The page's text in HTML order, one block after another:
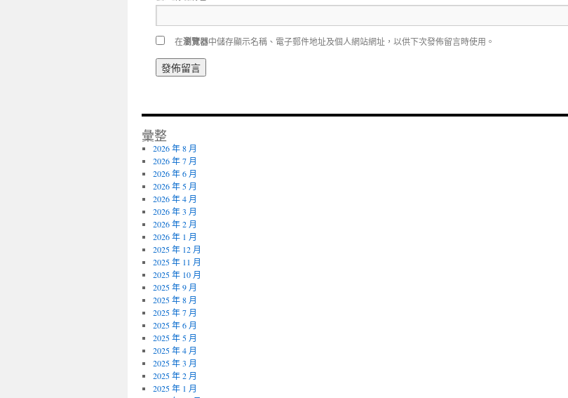
在瀏覽器中儲存顯示名稱、電子郵件地址及個人網站網址，以供下次發佈留言時使用。
彙整
2026 年 8 月
2026 年 7 月
2026 年 6 月
2026 年 5 月
2026 年 4 月
2026 年 3 月
2026 年 2 月
2026 年 1 月
2025 年 12 月
2025 年 11 月
2025 年 10 月
2025 年 9 月
2025 年 8 月
2025 年 7 月
2025 年 6 月
2025 年 5 月
2025 年 4 月
2025 年 3 月
2025 年 2 月
2025 年 1 月